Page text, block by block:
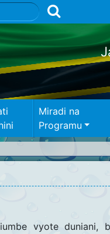
Miradi na
Programu
vyote duniani,